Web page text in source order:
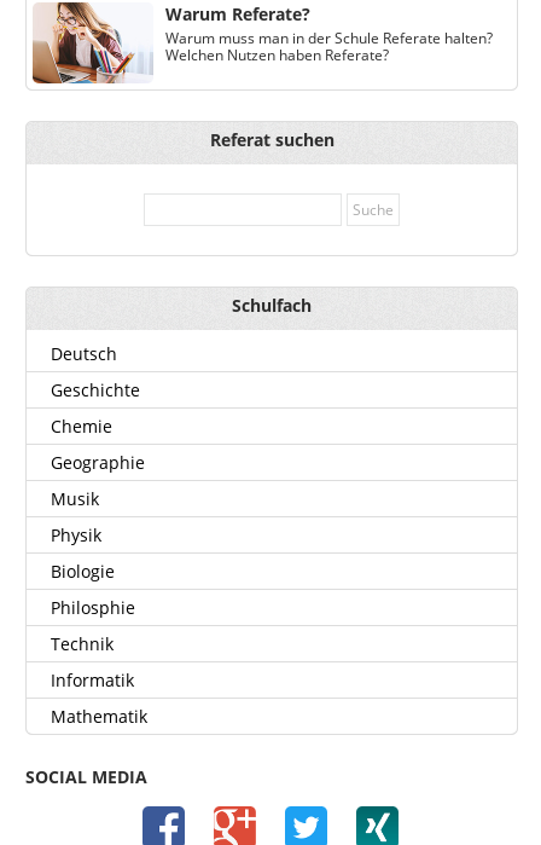
Warum Referate?
Warum muss man in der Schule Referate halten?
Welchen Nutzen haben Referate?
Referat suchen
Schulfach
Deutsch
Geschichte
Chemie
Geographie
Musik
Physik
Biologie
Philosphie
Technik
Informatik
Mathematik
SOCIAL MEDIA